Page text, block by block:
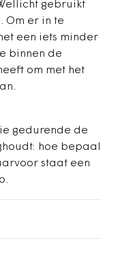
gebruikt
Om er in te
een iets minder
binnen de
om met het
gedurende de
hoe bepaal
staat een